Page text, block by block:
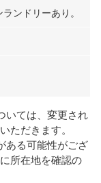
ンドリーあり。
いては、変更され
ただきます。
ある可能性がござ
所在地を確認の